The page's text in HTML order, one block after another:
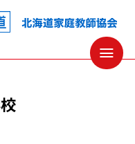
庭教師協会